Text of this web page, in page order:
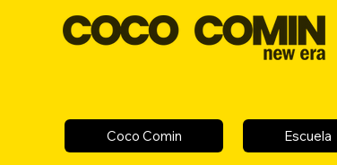
Coco Comin Escuela